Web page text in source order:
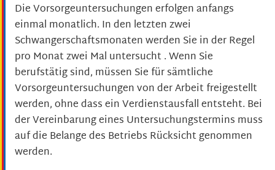
Die Vorsorgeuntersuchungen erfolgen anfangs
einmal monatlich. In den letzten zwei
Schwangerschaftsmonaten werden Sie in der Regel
pro Monat zwei Mal untersucht . Wenn Sie
berufstätig sind, müssen Sie für sämtliche
Vorsorgeuntersuchungen von der Arbeit freigestellt
werden, ohne dass ein Verdienstausfall entsteht. Bei
der Vereinbarung eines Untersuchungstermins muss
auf die Belange des Betriebs Rücksicht genommen
werden.